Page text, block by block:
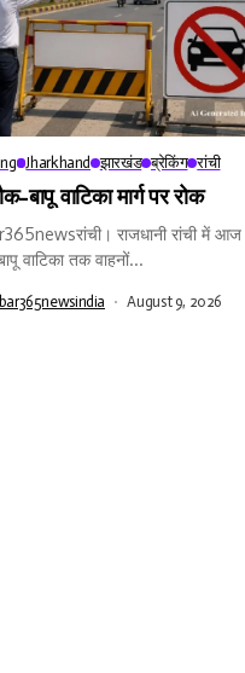
Jharkhand झारखंड ब्रेकिंग रांची
बापू वाटिका मार्ग पर रोक
राजधानी रांची में
वाटिका तक वाहनों...
August 9, 2026